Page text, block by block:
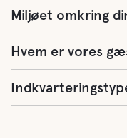
Miljøet omkring
Hvem er vores